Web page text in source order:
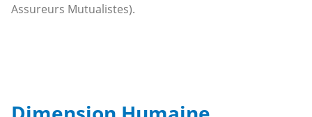
Assureurs Mutualistes).